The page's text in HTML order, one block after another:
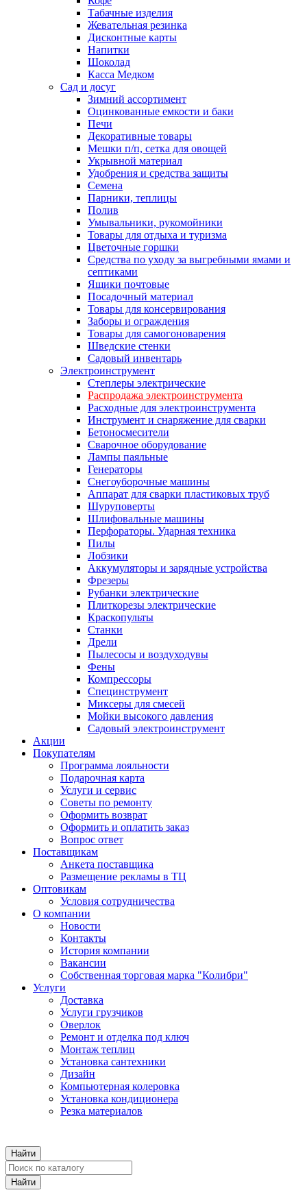
Табачные изделия
Жевательная резинка
Дисконтные карты
Напитки
Шоколад
Касса Медком
Сад и досуг
Зимний ассортимент
Оцинкованные емкости и баки
Печи
Декоративные товары
Мешки п/п, сетка для овощей
Укрывной материал
Удобрения и средства защиты
Семена
Парники, теплицы
Полив
Умывальники, рукомойники
Товары для отдыха и туризма
Цветочные горшки
Средства по уходу за выгребными ямами и
септиками
Ящики почтовые
Посадочный материал
Товары для консервирования
Заборы и ограждения
Товары для самогоноварения
Шведские стенки
Садовый инвентарь
Электроинструмент
Степлеры электрические
Распродажа электроинструмента
Расходные для электроинструмента
Инструмент и снаряжение для сварки
Бетоносмесители
Сварочное оборудование
Лампы паяльные
Генераторы
Снегоуборочные машины
Аппарат для сварки пластиковых труб
Шуруповерты
Шлифовальные машины
Перфораторы. Ударная техника
Пилы
Лобзики
Аккумуляторы и зарядные устройства
Фрезеры
Рубанки электрические
Плиткорезы электрические
Краскопульты
Станки
Дрели
Пылесосы и воздуходувы
Фены
Компрессоры
Специнструмент
Миксеры для смесей
Мойки высокого давления
Садовый электроинструмент
Акции
Покупателям
Программа лояльности
Подарочная карта
Услуги и сервис
Советы по ремонту
Оформить возврат
Оформить и оплатить заказ
Вопрос ответ
Поставщикам
Анкета поставщика
Размещение рекламы в ТЦ
Оптовикам
Условия сотрудничества
О компании
Новости
Контакты
История компании
Вакансии
Собственная торговая марка "Колибри"
Услуги
Доставка
Услуги грузчиков
Оверлок
Ремонт и отделка под ключ
Монтаж теплиц
Установка сантехники
Дизайн
Компьютерная колеровка
Установка кондиционера
Резка материалов